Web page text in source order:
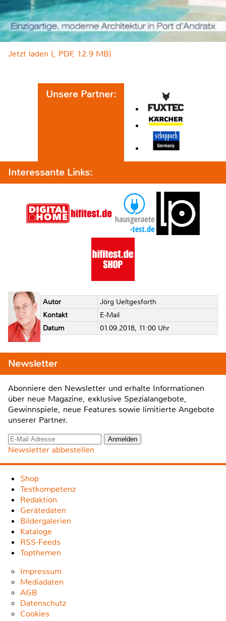
Jetzt laden (, PDF, 12.9 MB)
Unsere Partner:
Interessante Links:
Autor
Jörg Ueltgesforth
Kontakt
E-Mail
Datum
01.09.2018, 11:00 Uhr
Newsletter
Abonniere den Newsletter und erhalte Informationen
über neue Magazine, exklusive Spezialangebote,
Gewinnspiele, neue Features sowie limitierte Angebote
unserer Partner.
Newsletter abbestellen
Shop
Testkompetenz
Redaktion
Gerätedaten
Bildergalerien
Kataloge
RSS-Feeds
Topthemen
Impressum
Mediadaten
AGB
Datenschutz
Cookies